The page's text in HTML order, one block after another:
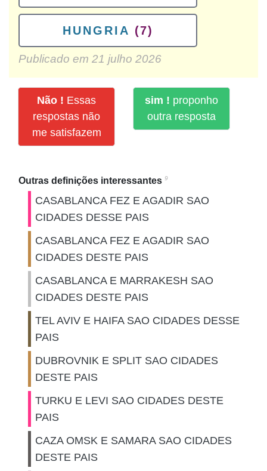
HUNGRIA (7)
Publicado em 21 julho 2026
Não ! Essas
respostas não
me satisfazem
sim ! proponho
outra resposta
Outras definições interessantes 9
CASABLANCA FEZ E AGADIR SAO
CIDADES DESSE PAIS
CASABLANCA FEZ E AGADIR SAO
CIDADES DESTE PAIS
CASABLANCA E MARRAKESH SAO
CIDADES DESTE PAIS
TEL AVIV E HAIFA SAO CIDADES DESSE
PAIS
DUBROVNIK E SPLIT SAO CIDADES
DESTE PAIS
TURKU E LEVI SAO CIDADES DESTE
PAIS
CAZA OMSK E SAMARA SAO CIDADES
DESTE PAIS